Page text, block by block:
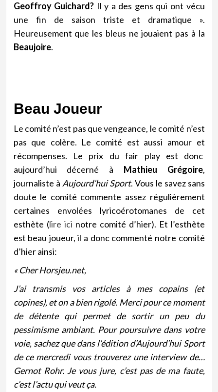
Geoffroy Guichard? Il y a des gens qui ont vécu
une fin de saison triste et dramatique ».
Heureusement que les bleus ne jouaient pas à la
Beaujoire.
Beau Joueur
Le comité n’est pas que vengeance, le comité n’est
pas que colère. Le comité est aussi amour et
récompenses. Le prix du fair play est donc
aujourd’hui décerné à Mathieu Grégoire,
journaliste à Aujourd’hui Sport. Vous le savez sans
doute le comité commente assez régulièrement
certaines envolées lyricoérotomanes de cet
esthète (lire ici notre comité d’hier). Et l’esthète
est beau joueur, il a donc commenté notre comité
d’hier ainsi:
« Cher Horsjeu.net,
J’ai transmis vos articles à mes copains (et
copines), et on a bien rigolé. Merci pour ce moment
de détente qui permet de sortir un peu du
pessimisme ambiant. Pour poursuivre dans votre
voie, sachez que dans l’édition d’Aujourd’hui Sport
de ce mercredi vous trouverez une interview de…
Gernot Rohr. Je vous jure, c’est pas de ma faute,
c’est l’actu qui veut ça.